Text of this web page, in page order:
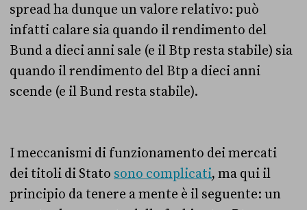
spread ha dunque un valore relativo: può
infatti calare sia quando il rendimento del
Bund a dieci anni sale (e il Btp resta stabile) sia
quando il rendimento del Btp a dieci anni
scende (e il Bund resta stabile).
I meccanismi di funzionamento dei mercati
dei titoli di Stato sono complicati, ma qui il
principio da tenere a mente è il seguente: un